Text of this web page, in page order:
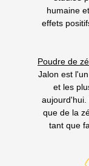
humaine
effets
Poudre de
Jalon est
et les
aujourd'hui.
que de la
tant que